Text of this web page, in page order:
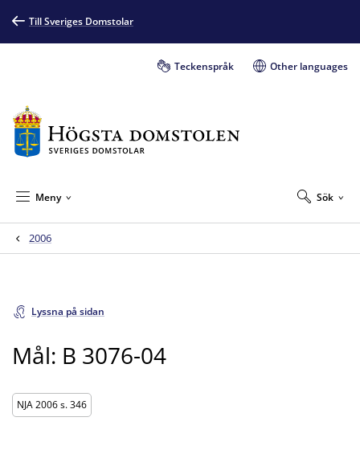
Till Sveriges Domstolar
Teckenspråk Other languages
Sök
Meny
2006
Lyssna på sidan
Mål: B 3076-04
NJA 2006 s. 346